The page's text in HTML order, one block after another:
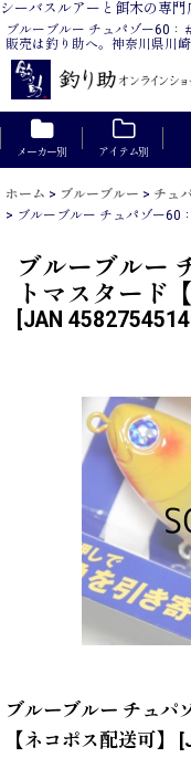
シーバスルアーと餌木の専門
ブルーブルー チュパゾー60：
販売は釣り助へ。神奈川県川
メーカー別 アイテム別
ホーム > ブルーブルー > チュ
> ブルーブルー チュパゾー60
ブルーブルー
トマスタード
JAN
ブルーブルー チュパ
【ネコポス配送可】
[